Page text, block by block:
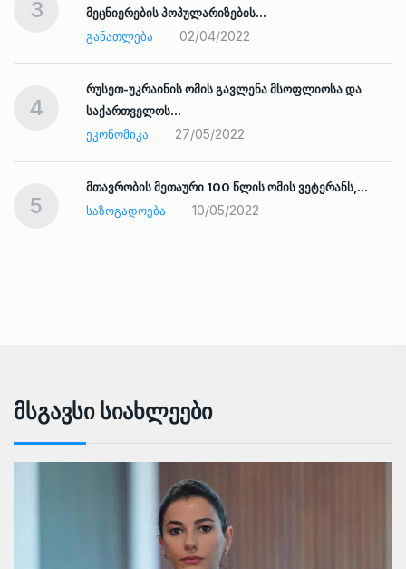
3
მეცნიერების პოპულარიზების…
ᲒᲐᲜᲐᲗᲚᲔᲑᲐ
02/04/2022
4
რუსეთ-უკრაინის ომის გავლენა მსოფლიოსა და
საქართველოს…
ᲔᲙᲝᲜᲝᲛᲘᲙᲐ
27/05/2022
5
მთავრობის მეთაური 100 წლის ომის ვეტერანს,…
ᲡᲐᲖᲝᲒᲐᲓᲝᲔᲑᲐ
10/05/2022
Მსგავსი Სიახლეები